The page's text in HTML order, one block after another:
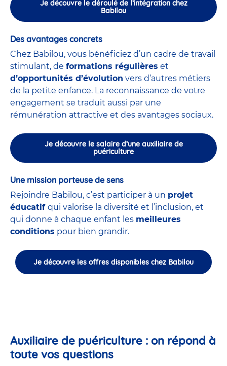
Je découvre le déroulé de l’intégration chez
Babilou
Des avantages concrets
Chez Babilou, vous bénéficiez d’un cadre de travail
stimulant, de formations régulières et
d’opportunités d’évolution vers d’autres métiers
de la petite enfance. La reconnaissance de votre
engagement se traduit aussi par une
rémunération attractive et des avantages sociaux.
Je découvre le salaire d’une auxiliaire de
puériculture
Une mission porteuse de sens
Rejoindre Babilou, c’est participer à un projet
éducatif qui valorise la diversité et l’inclusion, et
qui donne à chaque enfant les meilleures
conditions pour bien grandir.
Je découvre les offres disponibles chez Babilou
Auxiliaire de puériculture : on répond à
toute vos questions